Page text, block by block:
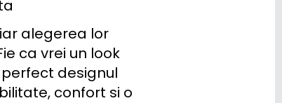
alegerea lor
ca vrei un look
designul
confort si o